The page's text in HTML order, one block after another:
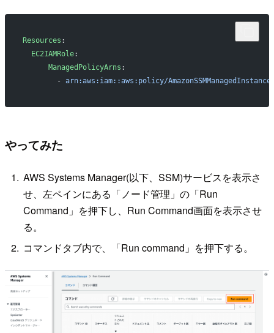
Resources :
  EC2IAMRole
:
      ManagedPolicyArns
:
        -
arn:aws:iam::aws:policy/
やってみた
AWS Systems Manager(以下、SSM)サービスを表示さ
せ、左ペインにある「ノード管理」の「Run
Command」を押下し、Run Command画面を表示させ
る。
コマンドタブ内で、「Run command」を押下する。